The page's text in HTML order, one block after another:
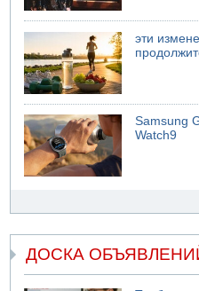
эти
Samsung
Watch9
ДОСКА